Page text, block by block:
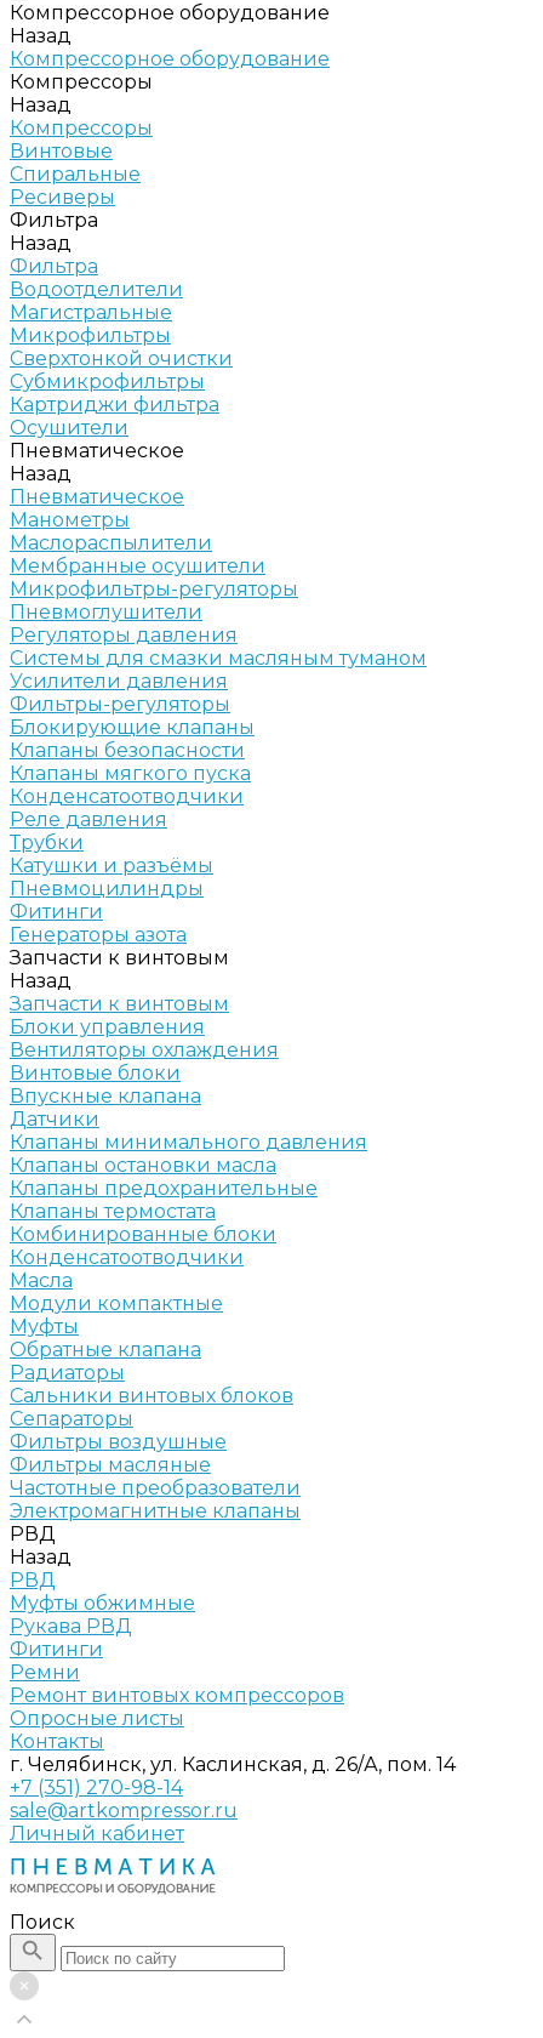
Компрессорное оборудование
Назад
Компрессорное оборудование
Компрессоры
Назад
Компрессоры
Винтовые
Спиральные
Ресиверы
Фильтра
Назад
Фильтра
Водоотделители
Магистральные
Микрофильтры
Сверхтонкой очистки
Субмикрофильтры
Картриджи фильтра
Осушители
Пневматическое
Назад
Пневматическое
Манометры
Маслораспылители
Мембранные осушители
Микрофильтры-регуляторы
Пневмоглушители
Регуляторы давления
Системы для смазки масляным туманом
Усилители давления
Фильтры-регуляторы
Блокирующие клапаны
Клапаны безопасности
Клапаны мягкого пуска
Конденсатоотводчики
Реле давления
Трубки
Катушки и разъёмы
Пневмоцилиндры
Фитинги
Генераторы азота
Запчасти к винтовым
Назад
Запчасти к винтовым
Блоки управления
Вентиляторы охлаждения
Винтовые блоки
Впускные клапана
Датчики
Клапаны минимального давления
Клапаны остановки масла
Клапаны предохранительные
Клапаны термостата
Комбинированные блоки
Конденсатоотводчики
Масла
Модули компактные
Муфты
Обратные клапана
Радиаторы
Сальники винтовых блоков
Сепараторы
Фильтры воздушные
Фильтры масляные
Частотные преобразователи
Электромагнитные клапаны
РВД
Назад
РВД
Муфты обжимные
Рукава РВД
Фитинги
Ремни
Ремонт винтовых компрессоров
Опросные листы
Контакты
г. Челябинск, ул. Каслинская, д. 26/А, пом. 14
+7 (351) 270-98-14
sale@artkompressor.ru
Личный кабинет
Поиск